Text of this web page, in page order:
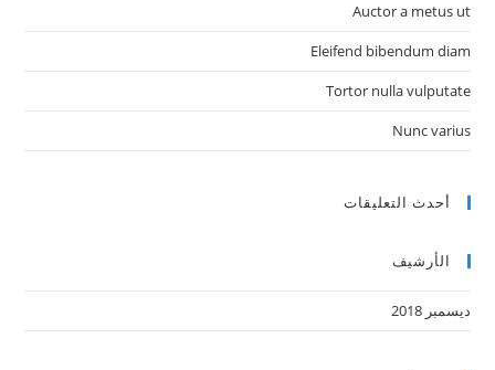
Auctor a metus ut
Eleifend bibendum diam
Tortor nulla vulputate
Nunc varius
أحدث التعليقات
الأرشيف
ديسمبر 2018